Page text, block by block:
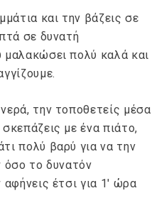
και την βάζεις σε
σε δυνατή
πολύ καλά και
την τοποθετείς μέσα
με ένα πιάτο,
πολύ βαρύ για να την
όσο το δυνατόν
έτσι για 1′ ώρα